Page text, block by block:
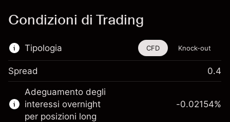
Condizioni di Trading
Tipologia
Questo strumento finanziario è disponibile
per il trading di CFD e knock-out.
Scopri di più su:
CFD Knock-out
Spread 0.4
Adeguamento degli
interessi overnight
per posizioni long
-0.02154%